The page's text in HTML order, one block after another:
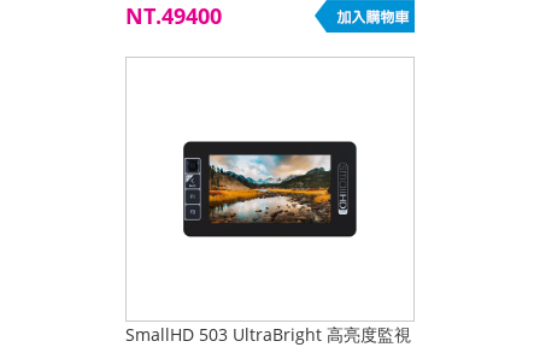
公司貨
NT.49400
SmallHD 503 UltraBright 高亮度監視